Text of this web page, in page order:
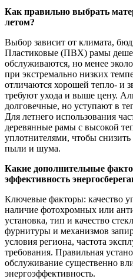
Как правильно выбрать
летом?
Выбор зависит от климата,
Пластиковые (ПВХ) рамы
обслуживаются, но менее
при экстремально низких
отличаются хорошей тепло- и
требуют ухода и выше цену.
долговечные, но уступают в
Для летнего использования
деревянные рамы с высокой
уплотнителями, чтобы
пыли и шума.
Какие дополнительные
эффективность
Ключевые факторы: качество
наличие фотохромных или
установка, тип и качество
фурнитуры и механизмов
условия региона, частота
требования. Правильная
обслуживание существенно
энергоэффективность.